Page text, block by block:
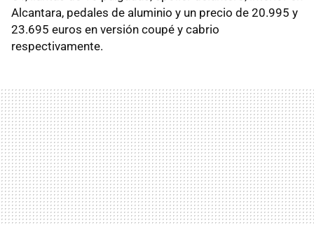
Alcantara, pedales de aluminio y un precio de 20.995 y
23.695 euros en versión coupé y cabrio
respectivamente.